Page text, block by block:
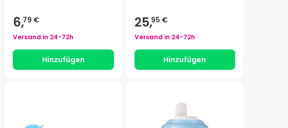
6,79 €
Versand in 24-72h
Hinzufügen
25,95 €
Versand in 24-72h
Hinzufügen